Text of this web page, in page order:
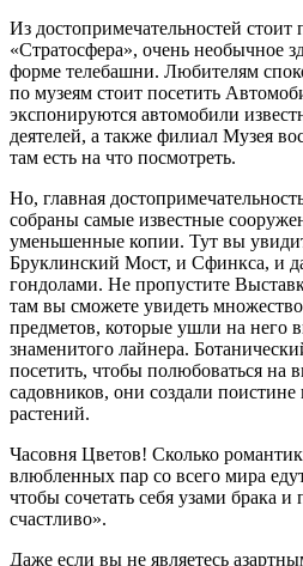
Из достопримечательностей стоит
«Стратосфера», очень необычное
форме телебашни. Любителям
по музеям стоит посетить
экспонируются автомобили
деятелей, а также филиал Музея
там есть на что посмотреть.
Но, главная
собраны самые известные
уменьшенные копии. Тут вы
Бруклинский Мост, и Сфинкса, и
гондолами. Не пропустите
там вы сможете увидеть
предметов, которые ушли на него
знаменитого лайнера.
посетить, чтобы полюбоваться на
садовников, они создали
растений.
Часовня Цветов! Сколько
влюбленных пар со всего мира
чтобы сочетать себя узами брака
счастливо».
Даже если вы не являетесь